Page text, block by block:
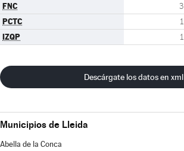
FNC 3
PCTC 1
IZQP 1
Descárgate los datos en xml
Municipios de Lleida
Abella de la Conca